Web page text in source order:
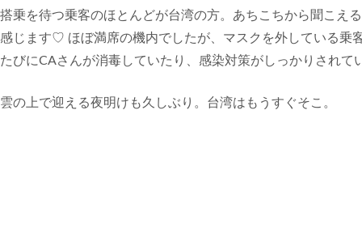
搭乗を待つ乗客のほとんどが台湾の方。あちこちから聞こえ
感じます♡ ほぼ満席の機内でしたが、マスクを外している乗
たびにCAさんが消毒していたり、感染対策がしっかりされて
雲の上で迎える夜明けも久しぶり。台湾はもうすぐそこ。